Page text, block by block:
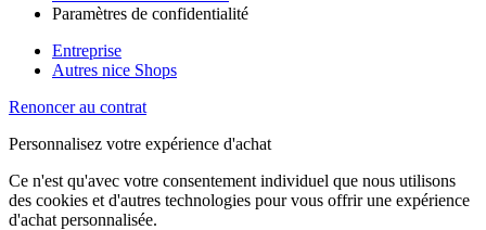
Paramètres de confidentialité
Entreprise
Autres nice Shops
Renoncer au contrat
Personnalisez votre expérience d'achat
Ce n'est qu'avec votre consentement individuel que nous utilisons
des cookies et d'autres technologies pour vous offrir une expérience
d'achat personnalisée.